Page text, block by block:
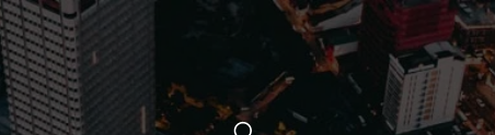
Breve Nos Cinemas Matérias Nos Cinemas